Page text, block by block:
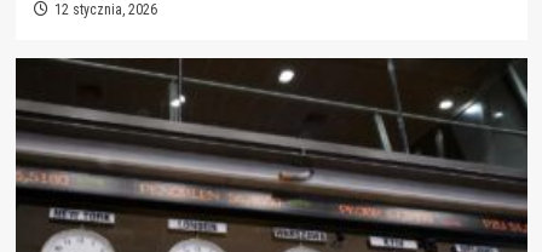
12 stycznia, 2026